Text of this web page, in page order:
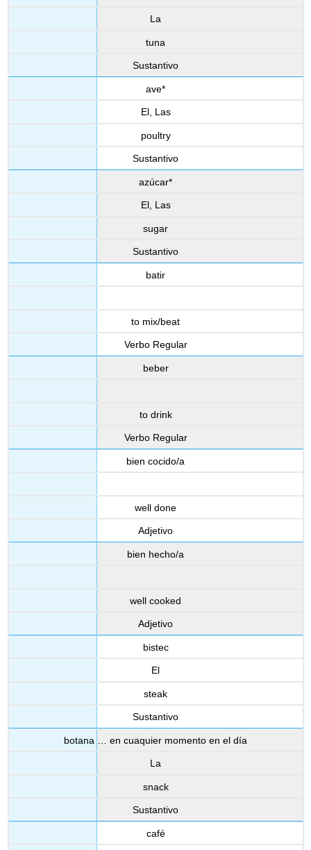
La
tuna
Sustantivo
ave*
El, Las
poultry
Sustantivo
azúcar*
El, Las
sugar
Sustantivo
batir
to mix/beat
Verbo Regular
beber
to drink
Verbo Regular
bien cocido/a
well done
Adjetivo
bien hecho/a
well cooked
Adjetivo
bistec
El
steak
Sustantivo
botana … en cuaquier momento en el día
La
snack
Sustantivo
café